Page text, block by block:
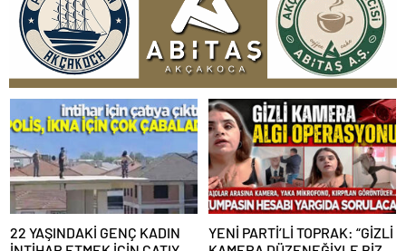
22 YAŞINDAKİ GENÇ KADIN
YENİ PARTİ’Lİ TOPRAK: “GİZLİ